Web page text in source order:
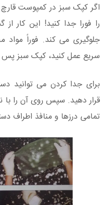
اگر کپک سبز در کمپوست قارچ
را فورا جدا کنید! این کار
جلوگیری می کند. فوراً
سریع عمل کنید، کپک سبز
برای جدا کردن می توانید
قرار دهید. سپس روی آن را
تمامی درزها و منافذ اطراف